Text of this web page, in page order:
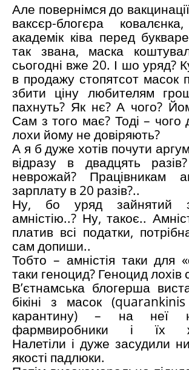
Але повернімся до
ваксєр-блогєра
академік ківа перед
так звана, маска
сьогодні вже 20. І шо уряд?
в продажу стопятсот масок
збити ціну любителям
пахнуть? Як нє? А чого?
Сам з того має? Тоді – чого
лохи йому не довіряють?
А я б дуже хотів почути
відразу в двадцять
неврожай? Працівникам
зарплату в 20 разів?..
Ну, бо уряд зайнятий
амністію..? Ну, такоє..
платив всі податки,
сам допиши..
Тобто – амністія таки для
таки геноцид? Геноцид лохів
В’єтнамська блогерша
бікіні з масок
карантину) – на неї
фармвиробники і їх жд-
Налетіли і дуже засудили
якості падлюки.